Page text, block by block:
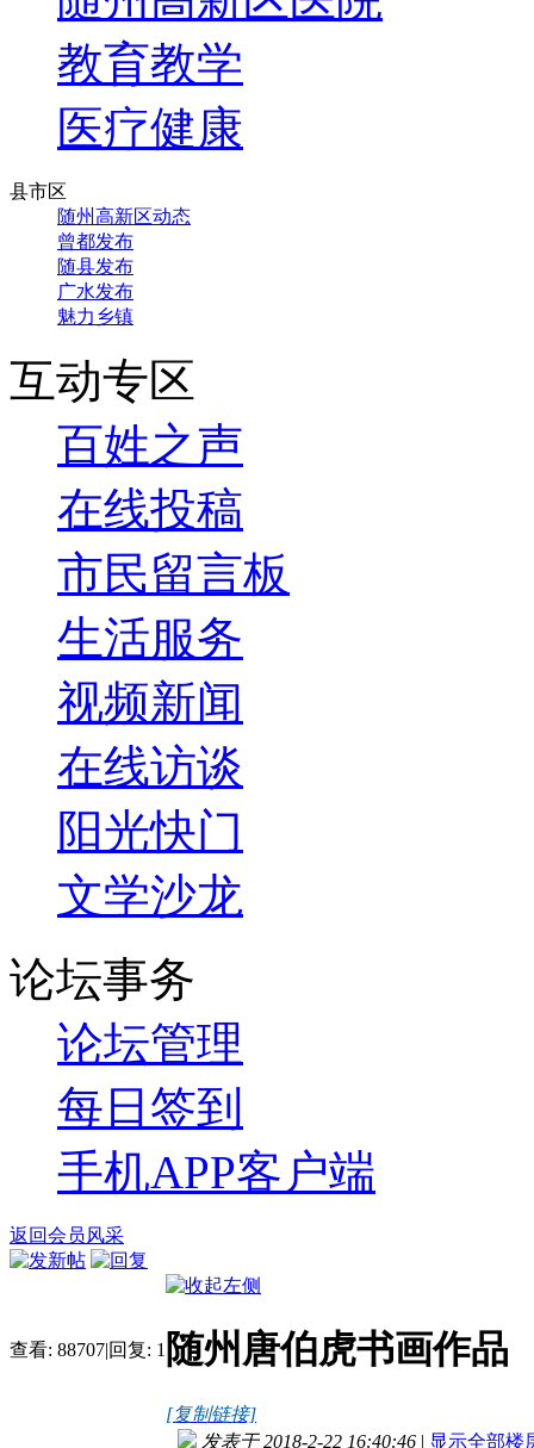
教育教学
医疗健康
县市区
随州高新区动态
曾都发布
随县发布
广水发布
魅力乡镇
互动专区
百姓之声
在线投稿
市民留言板
生活服务
视频新闻
在线访谈
阳光快门
文学沙龙
论坛事务
论坛管理
每日签到
手机APP客户端
返回会员风采
查看: 88707|回复: 1 随州唐伯虎书画作品
[复制链接]
发表于 2018-2-22 16:40:46 | 显示全部楼